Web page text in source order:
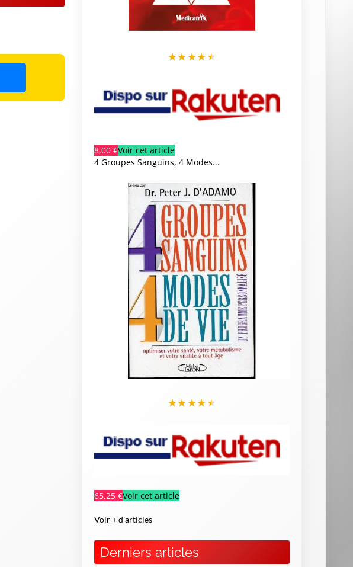
★★★★★
8,00 €Voir cet article
4 Groupes Sanguins, 4 Modes...
★★★★★
65,25 €Voir cet article
Voir + d'articles
Derniers articles